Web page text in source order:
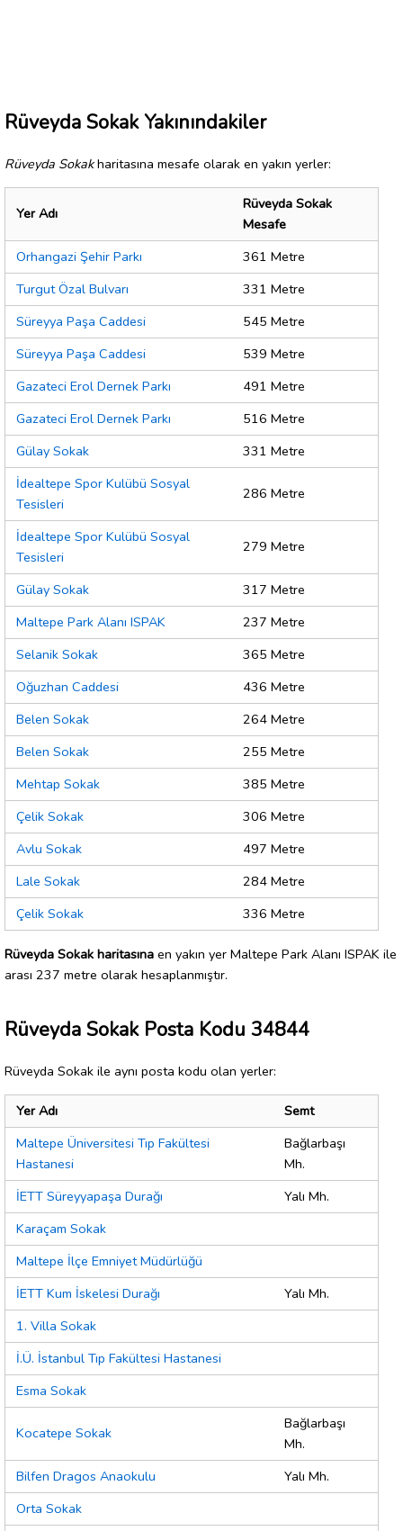
Rüveyda Sokak Yakınındakiler
Rüveyda Sokakharitasına mesafe olarak en yakın yerler:
Yer Adı
Rüveyda Sokak
Mesafe
Orhangazi Şehir Parkı
361 Metre
Turgut Özal Bulvarı
331 Metre
Süreyya Paşa Caddesi
545 Metre
Süreyya Paşa Caddesi
539 Metre
Gazateci Erol Dernek Parkı
491 Metre
Gazateci Erol Dernek Parkı
516 Metre
Gülay Sokak
331 Metre
İdealtepe Spor Kulübü Sosyal
Tesisleri
286 Metre
İdealtepe Spor Kulübü Sosyal
Tesisleri
279 Metre
Gülay Sokak
317 Metre
Maltepe Park Alanı ISPAK
237 Metre
Selanik Sokak
365 Metre
Oğuzhan Caddesi
436 Metre
Belen Sokak
264 Metre
Belen Sokak
255 Metre
Mehtap Sokak
385 Metre
Çelik Sokak
306 Metre
Avlu Sokak
497 Metre
Lale Sokak
284 Metre
Çelik Sokak
336 Metre
Rüveyda Sokak haritasına en yakın yer Maltepe Park Alanı ISPAK ile
arası 237 metre olarak hesaplanmıştır.
Rüveyda Sokak Posta Kodu 34844
Rüveyda Sokak ile aynı posta kodu olan yerler:
Yer Adı
Semt
Maltepe Üniversitesi Tıp Fakültesi
Hastanesi
Bağlarbaşı
Mh.
İETT Süreyyapaşa Durağı
Yalı Mh.
Karaçam Sokak
Maltepe İlçe Emniyet Müdürlüğü
İETT Kum İskelesi Durağı
Yalı Mh.
1. Villa Sokak
İ.Ü. İstanbul Tıp Fakültesi Hastanesi
Esma Sokak
Kocatepe Sokak
Bağlarbaşı
Mh.
Bilfen Dragos Anaokulu
Yalı Mh.
Orta Sokak